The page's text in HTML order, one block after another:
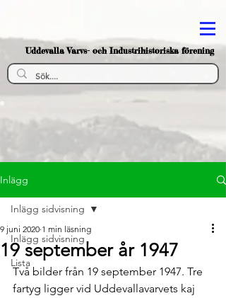
Uddevalla Varvs- och Industrihistoriska förening
Inlägg
Inlägg sidvisning
Lista
Inlägg sidvisning
19 september år 1947
9 juni 2020 1 min läsning
Två bilder från 19 september 1947. Tre
fartyg ligger vid Uddevallavarvets kaj